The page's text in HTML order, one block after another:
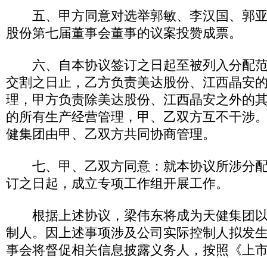
五、甲方同意对选举郭敏、李汉国、郭
股份第七届董事会董事的议案投赞成票。
六、自本协议签订之日起至被列入分配
交割之日止，乙方负责美达股份、江西晶安
理，甲方负责除美达股份、江西晶安之外的
的所有生产经营管理，甲、乙双方互不干涉
健集团由甲、乙双方共同协商管理。
七、甲、乙双方同意：就本协议所涉分
订之日起，成立专项工作组开展工作。
根据上述协议，梁伟东将成为天健集团
制人。因上述事项涉及公司实际控制人拟发
事会将督促相关信息披露义务人，按照《上